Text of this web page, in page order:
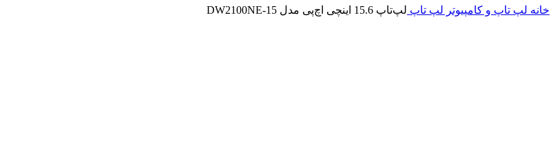
خانه لپ تاپ و کامپیوتر لپ تاپ لپ‌تاپ 15.6 اینچی اچ‌پی مدل 15-DW2100NE